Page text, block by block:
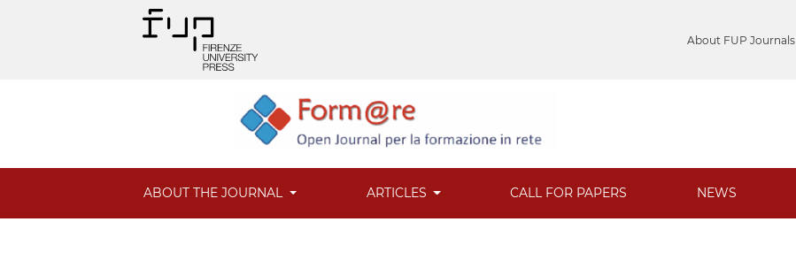
About FUP Journals
ABOUT THE JOURNAL ARTICLES CALL FOR PAPERS NEWS